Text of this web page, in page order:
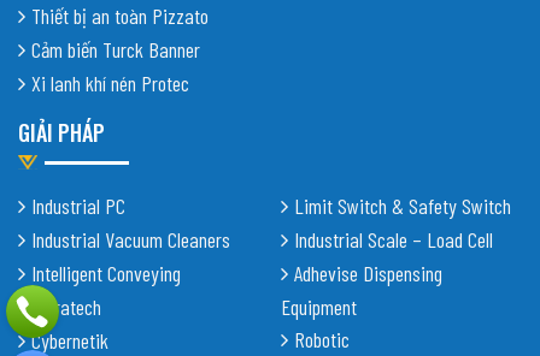
Thiết bị an toàn Pizzato
Cảm biến Turck Banner
Xi lanh khí nén Protec
GIẢI PHÁP
Industrial PC
Industrial Vacuum Cleaners
Intelligent Conveying
Shiratech
Cybernetik
Limit Switch & Safety Switch
Industrial Scale – Load Cell
Adhevise Dispensing
Equipment
Robotic